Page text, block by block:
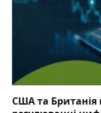
США та Британія